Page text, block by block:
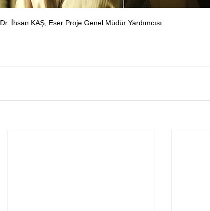
Dr. İhsan KAŞ, Eser Proje Genel Müdür Yardımcısı